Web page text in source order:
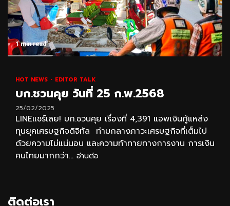
1 min read
HOT NEWS EDITOR TALK
บก.ชวนคุย วันที่ 25 ก.พ.2568
25/02/2025
LINEแชร์เลย! บก.ชวนคุย เรื่องที่ 4,391 แอพเงินกู้แหล่ง
ทุนยุคเศรษฐกิจดิจิทัล ท่ามกลางภาวะเศรษฐกิจที่เต็มไป
ด้วยความไม่แน่นอน และความท้าทายทางการงาน การเงิน
คนไทยมากกว่า... อ่านต่อ
ติดต่อเรา